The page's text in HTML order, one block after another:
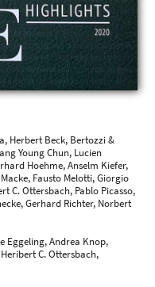
Herbert Beck, Bertozzi &
Young Chun, Lucien
Hoehme, Anselm Kiefer,
Fausto Melotti, Giorgio
C. Ottersbach, Pablo Picasso,
Gerhard Richter, Norbert
Eggeling, Andrea Knop,
C. Ottersbach,